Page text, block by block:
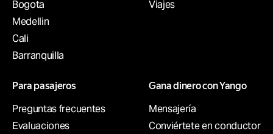
Bogota
Medellin
Cali
Barranquilla
Viajes
Para pasajeros
Preguntas frecuentes
Evaluaciones
Gana dinero con Yango
Mensajería
Conviértete en conductor